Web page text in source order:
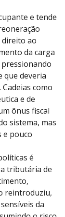
e tende
direito ao
da carga
que deveria
como
e de
ônus fiscal
sistema, mas
e pouco
é
tributária de
reintroduziu,
da